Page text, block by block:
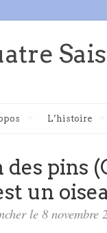
L’histoire
des pins
un
le 8 novembre